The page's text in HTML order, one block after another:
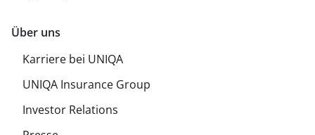
Über uns
Karriere bei UNIQA
UNIQA Insurance Group
Investor Relations